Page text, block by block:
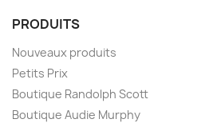
PRODUITS
Nouveaux produits
Petits Prix
Boutique Randolph Scott
Boutique Audie Murphy